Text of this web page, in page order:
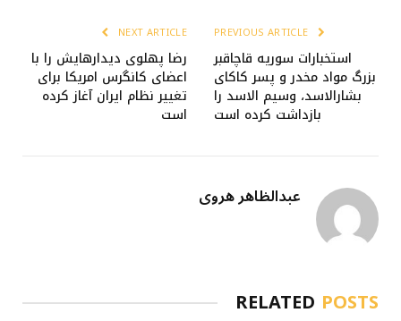
استخبارات سوریه قاچاقبر
بزرگ مواد مخدر و پسر کاکای
بشارالاسد، وسیم الاسد را
بازداشت کرده است
NEXT ARTICLE
رضا پهلوی دیدارهایش را با
اعضای کانگرس امریکا برای
تغییر نظام ایران آغاز کرده
است
عبدالظاهر هروی
RELATED POSTS